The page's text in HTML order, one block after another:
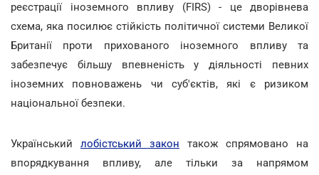
реєстрації іноземного впливу (FIRS) - це дворівнева
схема, яка посилює стійкість політичної системи Великої
Британії проти прихованого іноземного впливу та
забезпечує більшу впевненість у діяльності певних
іноземних повноважень чи суб'єктів, які є ризиком
національної безпеки.
Український лобістський закон також спрямовано на
впорядкування впливу, але тільки за напрямом